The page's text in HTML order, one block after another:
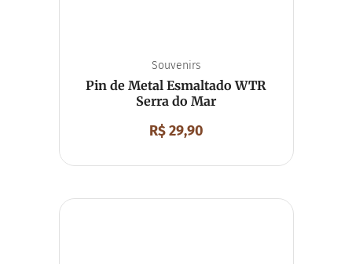
Souvenirs
Pin de Metal Esmaltado WTR
Serra do Mar
R$29,90